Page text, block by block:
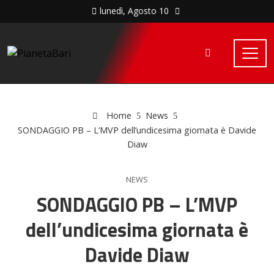
lunedì, Agosto 10
Home
News
SONDAGGIO PB – L’MVP dell’undicesima giornata è Davide
Diaw
NEWS
SONDAGGIO PB – L’MVP
dell’undicesima giornata è
Davide Diaw